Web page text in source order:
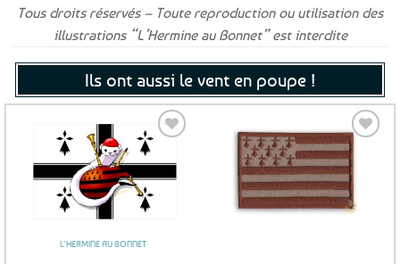
Tous droits réservés – Toute reproduction ou utilisation des
illustrations “L’Hermine au Bonnet” est interdite
Ils ont aussi le vent en poupe !
Ajouter
L'HERMINE AU BONNET
Ajouter
aux
favoris